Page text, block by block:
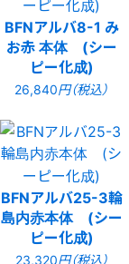
BFNアルバ8-1 み
お赤 本体 (シー
ピー化成)
26,840円（税込）
BFNアルバ25-3輪
島内赤本体 (シー
ピー化成)
23,320円（税込）